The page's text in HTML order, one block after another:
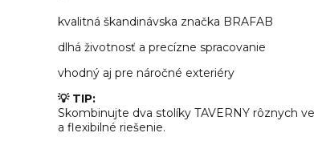
kvalitná škandinávska značka BRAFAB
dlhá životnosť a precízne spracovanie
vhodný aj pre náročné exteriéry
💡 TIP:
Skombinujte dva stolíky TAVERNY rôznych
a flexibilné riešenie.